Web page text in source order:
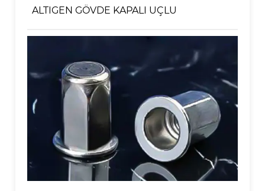
ALTIGEN GÖVDE KAPALI UÇLU